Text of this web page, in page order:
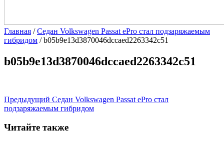
Главная /Седан Volkswagen Passat ePro стал подзаряжаемым
гибридом /b05b9e13d3870046dccaed2263342c51
b05b9e13d3870046dccaed2263342c51
Предыдущий Седан Volkswagen Passat ePro стал
подзаряжаемым гибридом
Читайте также